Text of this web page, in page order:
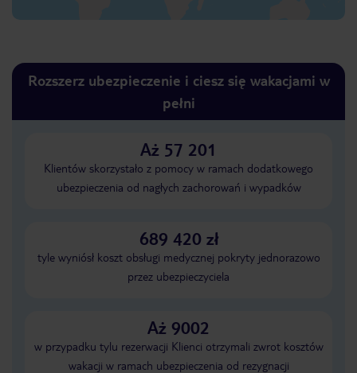
Rozszerz ubezpieczenie i ciesz się wakacjami w
pełni
Aż 57 201
Klientów skorzystało z pomocy w ramach dodatkowego
ubezpieczenia od nagłych zachorowań i wypadków
689 420 zł
tyle wyniósł koszt obsługi medycznej pokryty jednorazowo
przez ubezpieczyciela
Aż 9002
w przypadku tylu rezerwacji Klienci otrzymali zwrot kosztów
wakacji w ramach ubezpieczenia od rezygnacji